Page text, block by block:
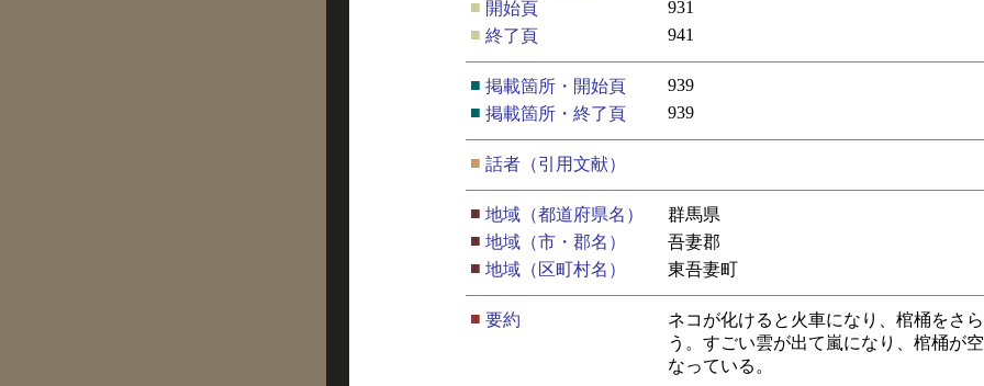
■ 開始頁
931
■ 終了頁 941
■ 掲載箇所・開始頁
939
■ 掲載箇所・終了頁 939
■ 話者（引用文献）
■ 地域（都道府県名）
群馬県
■ 地域（市・郡名）
吾妻郡
■ 地域（区町村名） 東吾妻町
■ 要約
ネコが化けると火車になり、棺桶をさら
う。すごい雲が出て嵐になり、棺桶が
なっている。